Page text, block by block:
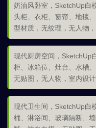
奶油风卧室，SketchUp白
头柜、衣柜、窗帘、地毯
型材质，无纹理，无人物
现代厨房空间，SketchUp
柜、冰箱位、灶台、水槽
无贴图，无人物，室内设
现代卫生间，SketchUp白
桶、淋浴间、玻璃隔断、